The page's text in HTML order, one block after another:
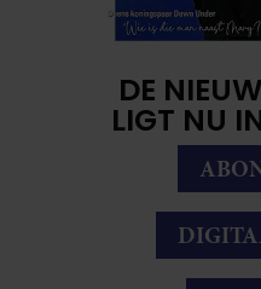
DE
LIGT NU